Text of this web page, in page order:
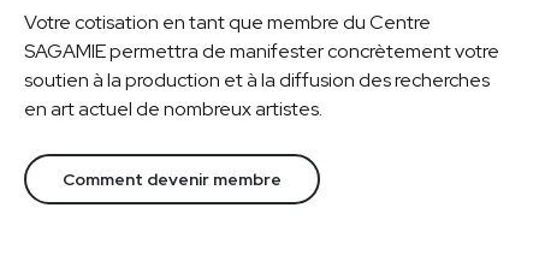
Votre cotisation en tant que membre du Centre
SAGAMIE permettra de manifester concrètement votre
soutien à la production et à la diffusion des recherches
en art actuel de nombreux artistes.
Comment devenir membre